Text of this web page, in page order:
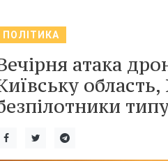
ПОЛІТИКА
атака